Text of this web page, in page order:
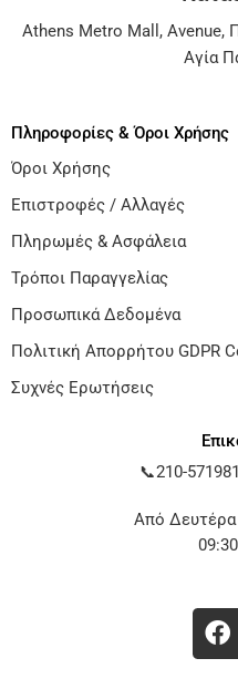
Athens Metro Mall , Avenue,
Αγία
Πληροφορίες & Όροι Χρήσης
Όροι Χρήσης
Επιστροφές / Αλλαγές
Πληρωμές & Ασφάλεια
Τρόποι Παραγγελίας
Προσωπικά Δεδομένα
Πολιτική Απορρήτου GDPR
Συχνές Ερωτήσεις
📞210-
Από